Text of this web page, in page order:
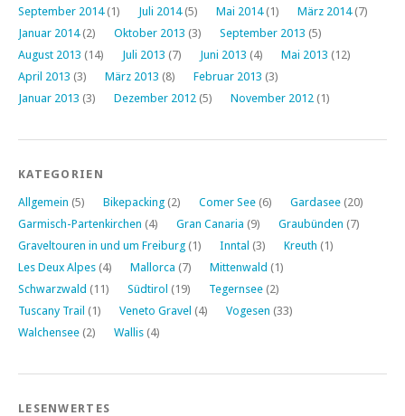
September 2014(1) Juli 2014(5) Mai 2014(1) März 2014(7)
Januar 2014(2) Oktober 2013 (3) September 2013 (5)
August 2013 (14) Juli 2013 (7) Juni 2013 (4) Mai 2013 (12)
April 2013 (3) März 2013 (8) Februar 2013 (3)
Januar 2013 (3) Dezember 2012 (5) November 2012 (1)
KATEGORIEN
Allgemein (5) Bikepacking (2) Comer See (6) Gardasee (20)
Garmisch-Partenkirchen (4) Gran Canaria (9) Graubünden (7)
Graveltouren in und um Freiburg (1) Inntal (3) Kreuth (1)
Les Deux Alpes (4) Mallorca (7) Mittenwald (1)
Schwarzwald (11) Südtirol (19) Tegernsee (2)
Tuscany Trail (1) Veneto Gravel (4) Vogesen (33)
Walchensee (2) Wallis (4)
LESENWERTES